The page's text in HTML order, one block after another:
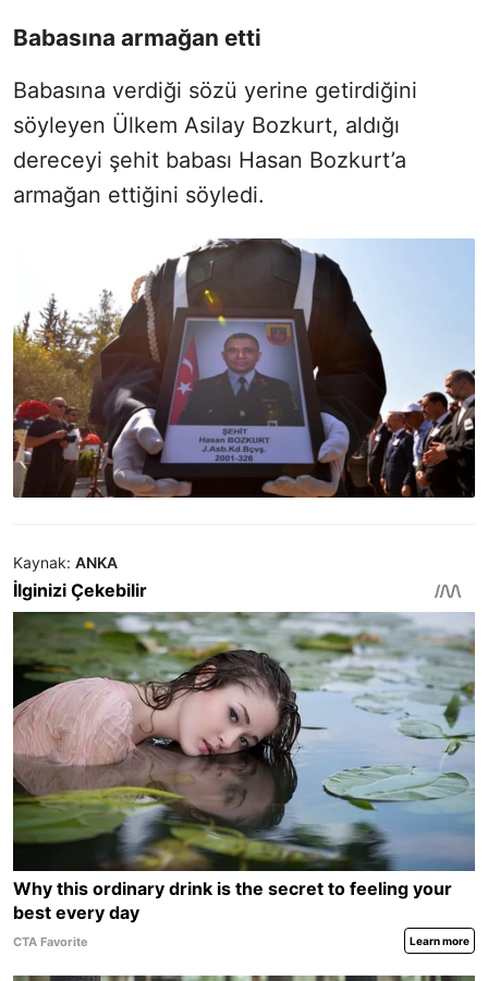
Babasına armağan etti
Babasına verdiği sözü yerine getirdiğini
söyleyen Ülkem Asilay Bozkurt, aldığı
dereceyi şehit babası Hasan Bozkurt’a
armağan ettiğini söyledi.
Kaynak: ANKA